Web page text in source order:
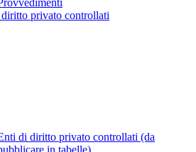
privato controllati
di diritto privato controllati (da